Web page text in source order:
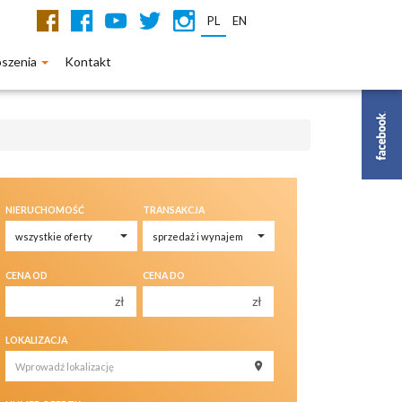
Kontakt
PL EN
NIERUCHOMOŚĆ TRANSAKCJA
CENA OD
zł
200 000 zł
250 000 zł
CENA DO
zł
200 000 zł
250 000 zł
LOKALIZACJA